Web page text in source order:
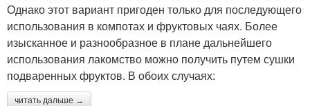
Однако этот вариант пригоден только для последующего
использования в компотах и фруктовых чаях. Более
изысканное и разнообразное в плане дальнейшего
использования лакомство можно получить путем сушки
подваренных фруктов. В обоих случаях:
читать дальше →